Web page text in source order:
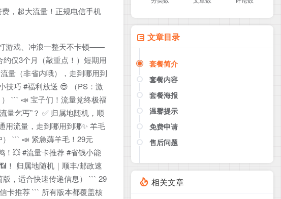
，超大流量！正规电信手机
游戏、冲浪一整天不卡顿——
约仅3个月（敲重点！）短期用
量（非省内哦），走到哪用到
技巧 #福利放送 😎 （PS：激
``` 📣 宝子们！流量党终极福
乞丐”？ ✅ 归属地随机，顺
用流量，走到哪用到哪✨ 羊毛
``` 📣 紧急薅羊毛！29元
！💥 #流量卡推荐 #省钱小能
！ 归属地随机｜顺丰/邮政速
，适合快速传递信息） ``` 29
卡推荐 ``` 所有版本都覆盖核
文章目录
套餐简介
套餐内容
套餐海报
温馨提示
免费申请
点击这里或者手机扫描下方二维码
售后问题
相关文章